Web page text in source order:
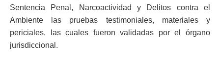
Sentencia Penal, Narcoactividad y Delitos contra el
Ambiente las pruebas testimoniales, materiales y
periciales, las cuales fueron validadas por el órgano
jurisdiccional.